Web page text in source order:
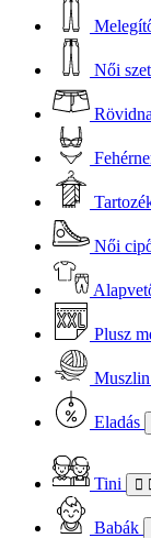
Női
Női
Plusz
Muszlin
Eladás
Tini
Babák